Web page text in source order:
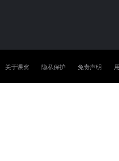
关于课窝 隐私保护 免责声明